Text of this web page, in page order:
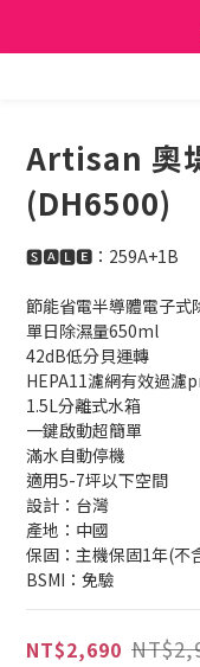
日立家電、
日立家電、
Artisan 奧
(DH6500)
🆂🅰🅻🅴：259A+1B
節能省電半導體電子式
單日除濕量650ml
42dB低分貝運轉
HEPA11濾網有效過濾
1.5L分離式水箱
一鍵啟動超簡單
滿水自動停機
適用5-7坪以下空間
設計：台灣
產地：中國
保固：主機保固1年(不
BSMI：免驗
NT$2,690